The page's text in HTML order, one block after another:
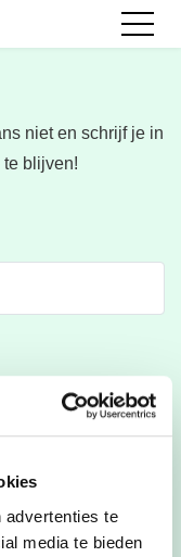
advertenties te
media te bieden
niet en schrijf je in
blijven!